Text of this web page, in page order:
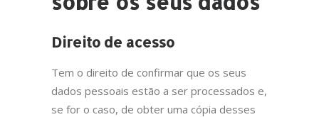
Direito de acesso
Tem o direito de confirmar que os seus
dados pessoais estão a ser processados e,
se for o caso, de obter uma cópia desses